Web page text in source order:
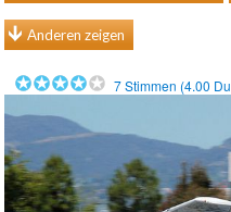
Anderen zeigen
7Stimmen (4.00